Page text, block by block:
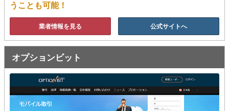
MACD
ストラテジーアドバイザー
スポットフォロー
うことも可能！
業者情報を見る 公式サイトへ
オプションビット